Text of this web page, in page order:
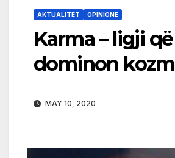
AKTUALITET OPINIONE
Karma – ligji që
dominon
MAY 10, 2020